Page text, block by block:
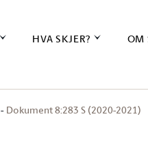
HVA SKJER? OM
Dokument 8:283 S (2020-2021)